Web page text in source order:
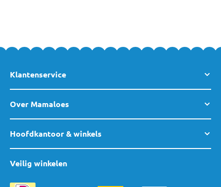
Klantenservice
Over Mamaloes
Hoofdkantoor & winkels
Veilig winkelen